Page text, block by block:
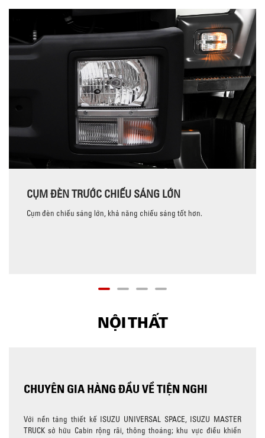
CỤM ĐÈN TRƯỚC CHIẾU SÁNG LỚN
Cụm đèn chiếu sáng lớn, khả năng chiếu sáng tốt hơn.
NỘI THẤT
CHUYÊN GIA HÀNG ĐẦU VỀ TIỆN NGHI
Với nền tảng thiết kế ISUZU UNIVERSAL SPACE, ISUZU MASTER
TRUCK sở hữu Cabin rộng rãi, thông thoáng; khu vực điều khiển